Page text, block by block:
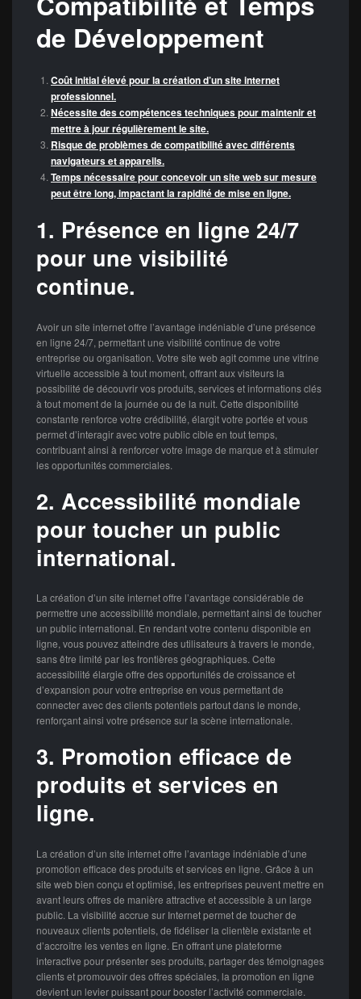
de Développement
Coût initial élevé pour la création d’un site internet
professionnel.
Nécessite des compétences techniques pour maintenir et
mettre à jour régulièrement le site.
Risque de problèmes de compatibilité avec différents
navigateurs et appareils.
Temps nécessaire pour concevoir un site web sur mesure
peut être long, impactant la rapidité de mise en ligne.
1. Présence en ligne 24/7
pour une visibilité
continue.
Avoir un site internet offre l’avantage indéniable d’une présence
en ligne 24/7, permettant une visibilité continue de votre
entreprise ou organisation. Votre site web agit comme une vitrine
virtuelle accessible à tout moment, offrant aux visiteurs la
possibilité de découvrir vos produits, services et informations clés
à tout moment de la journée ou de la nuit. Cette disponibilité
constante renforce votre crédibilité, élargit votre portée et vous
permet d’interagir avec votre public cible en tout temps,
contribuant ainsi à renforcer votre image de marque et à stimuler
les opportunités commerciales.
2. Accessibilité mondiale
pour toucher un public
international.
La création d’un site internet offre l’avantage considérable de
permettre une accessibilité mondiale, permettant ainsi de toucher
un public international. En rendant votre contenu disponible en
ligne, vous pouvez atteindre des utilisateurs à travers le monde,
sans être limité par les frontières géographiques. Cette
accessibilité élargie offre des opportunités de croissance et
d’expansion pour votre entreprise en vous permettant de
connecter avec des clients potentiels partout dans le monde,
renforçant ainsi votre présence sur la scène internationale.
3. Promotion efficace de
produits et services en
ligne.
La création d’un site internet offre l’avantage indéniable d’une
promotion efficace des produits et services en ligne. Grâce à un
site web bien conçu et optimisé, les entreprises peuvent mettre en
avant leurs offres de manière attractive et accessible à un large
public. La visibilité accrue sur Internet permet de toucher de
nouveaux clients potentiels, de fidéliser la clientèle existante et
d’accroître les ventes en ligne. En offrant une plateforme
interactive pour présenter ses produits, partager des témoignages
clients et promouvoir des offres spéciales, la promotion en ligne
devient un levier puissant pour booster l’activité commerciale.